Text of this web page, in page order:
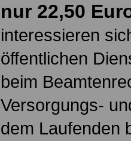
nur 22,50
interessieren
öffentlichen
beim
Versorgungs-
dem Laufenden